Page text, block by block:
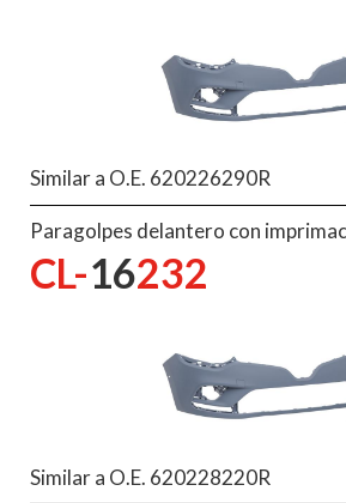
Similar a O.E. 620226290R
Paragolpes delantero con
CL-16232
Similar a O.E. 620228220R